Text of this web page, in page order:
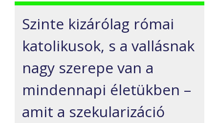
Szinte kizárólag római
katolikusok, s a vallásnak
nagy szerepe van a
mindennapi életükben –
amit a szekularizáció